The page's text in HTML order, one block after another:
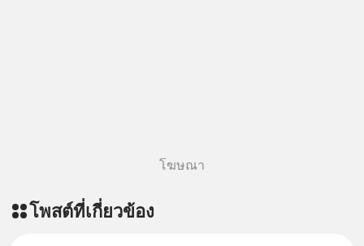
โฆษณา
โพสต์ที่เกี่ยวข้อง